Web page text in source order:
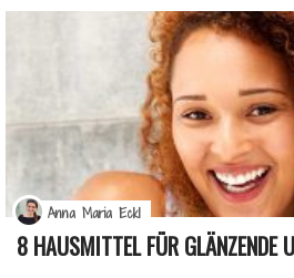
8 HAUSMITTEL FÜR GLÄNZENDE
Anna Maria Eckl